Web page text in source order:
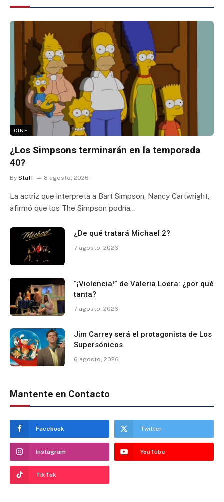
CINE
¿Los Simpsons terminarán en la temporada
40?
By Staff 8 agosto, 2026
La actriz que interpreta a Bart Simpson, Nancy Cartwright,
afirmó que los The Simpson podría…
¿De qué tratará Michael 2?
7 agosto, 2026
“¡Violencia!” de Valeria Loera: ¿por qué
tanta?
7 agosto, 2026
Jim Carrey será el protagonista de Los
Supersónicos
6 agosto, 2026
Mantente en Contacto
Facebook Twitter
Instagram YouTube
TikTok